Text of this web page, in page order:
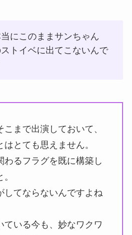
にこのままサンちゃん
トイベに出てこないんで
まで出演しておいて、
とても思えません。
わるフラグを既に構築し
してならないんですよね
ている今も、妙なワクワ